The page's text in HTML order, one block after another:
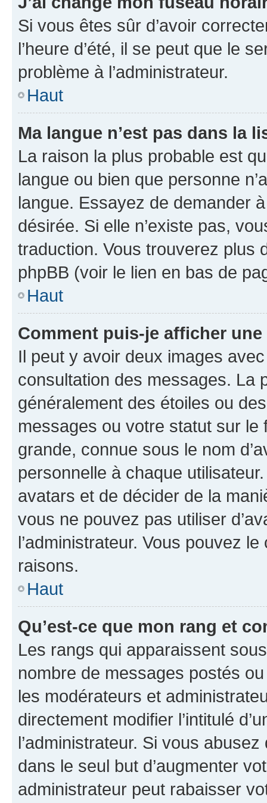
Si vous êtes sûr d’avoir
l’heure d’été, il se peut que le
problème à l’administrateur.
Haut
Ma langue n’est pas dans la
La raison la plus probable est
langue ou bien que personne
langue. Essayez de demander
désirée. Si elle n’existe pas,
traduction. Vous trouverez plus
phpBB (voir le lien en bas de
Haut
Comment puis-je afficher
Il peut y avoir deux images
consultation des messages. La
généralement des étoiles ou
messages ou votre statut sur
grande, connue sous le nom
personnelle à chaque utilisateur.
avatars et de décider de la
vous ne pouvez pas utiliser
l’administrateur. Vous pouvez
raisons.
Haut
Qu’est-ce que mon rang et
Les rangs qui apparaissent
nombre de messages postés
les modérateurs et
directement modifier l’intitulé
l’administrateur. Si vous
dans le seul but d’augmenter
administrateur peut rabaisser